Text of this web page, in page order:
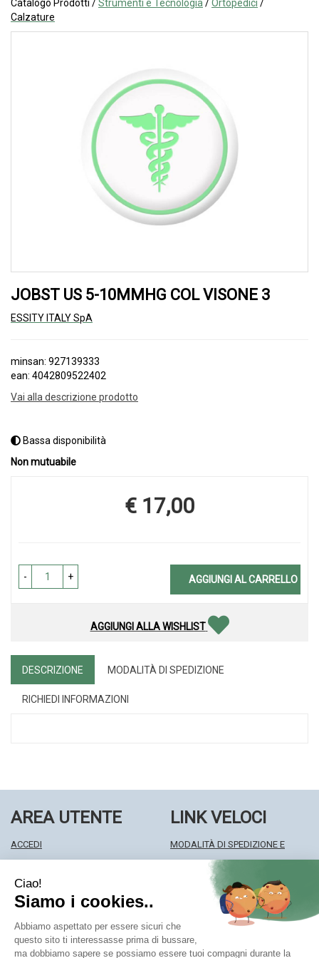
Catalogo Prodotti /Strumenti e Tecnologia /Ortopedici /
Calzature
JOBST US 5-10MMHG COL VISONE 3
ESSITY ITALY SpA
minsan: 927139333
ean: 4042809522402
Vai alla descrizione prodotto
Bassa disponibilità
Non mutuabile
Prezzo
€ 17,00
- + AGGIUNGI AL CARRELLO
AGGIUNGI ALLA WISHLIST
DESCRIZIONE MODALITÀ DI SPEDIZIONE
RICHIEDI INFORMAZIONI
AREA UTENTE
ACCEDI
WISHLIST
ISCRIZIONE ALLA NEWSLETTER
LINK VELOCI
MODALITÀ DI SPEDIZIONE E
MODALITÀ DI PAGAMENTO
INFORMATIVA PRIVACY
CONDIZIONI DI VENDITA